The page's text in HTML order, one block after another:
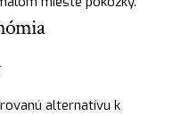
alternatívu k